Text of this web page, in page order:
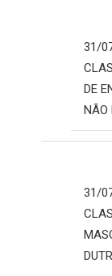
31/
DE
NÃO
31/